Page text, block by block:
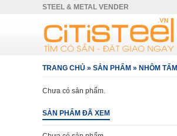
STEEL & METAL VENDER
TRANG CHỦ » SẢN PHẨM » NHÔM TẤM
Chưa có sản phẩm.
SẢN PHẨM ĐÃ XEM